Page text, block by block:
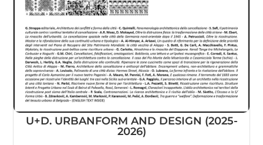
U+D. URBANFORM AND DESIGN (2025-
2026)